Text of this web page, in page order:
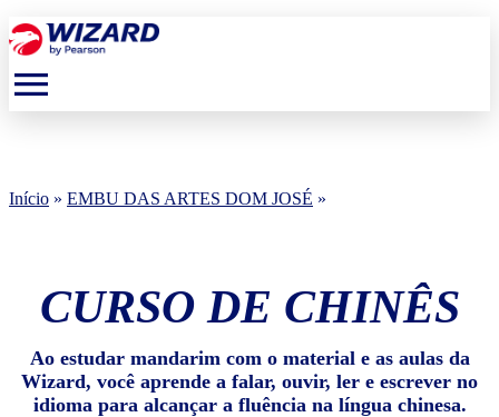
menu
Início » EMBU DAS ARTES DOM JOSÉ »
CURSO DE CHINÊS
Ao estudar mandarim com o material e as aulas da
Wizard, você aprende a falar, ouvir, ler e escrever no
idioma para alcançar a fluência na língua chinesa.